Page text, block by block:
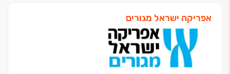
אפריקה ישראל מגורים